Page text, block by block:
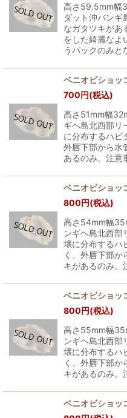
高さ59.5mm幅
ダット沖バンギ
なガタツキがあ
をした綺麗なよ
うパックのみ
ベニオビショッ
700円(税込)
高さ51mm幅
ギヘ島北西部リ
に分布するハビ
外唇下部から水
あるのみ。注意
ベニオビショッ
800円(税込)
高さ54mm幅
ンギヘ島北西部
壌に分布するハ
く、外唇下部か
キがあるのみ。
ベニオビショッ
800円(税込)
高さ55mm幅
ンギヘ島北西部
壌に分布するハ
く、外唇下部か
キがあるのみ。
ベニオビショッ